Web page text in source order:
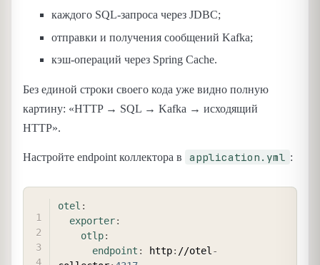
каждого SQL-запроса через JDBC;
отправки и получения сообщений Kafka;
кэш-операций через Spring Cache.
Без единой строки своего кода уже видно полную
картину: «HTTP → SQL → Kafka → исходящий
HTTP».
Настройте endpoint коллектора в application.yml :
otel :
exporter:
otlp:
endpoint : http: //otel-